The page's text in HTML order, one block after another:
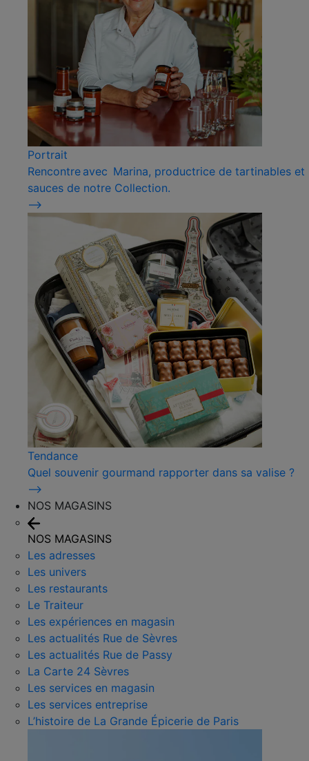
Portrait
Rencontre avec Marina, productrice de tartinables et
sauces de notre Collection.
⟶
Tendance
Quel souvenir gourmand rapporter dans sa valise ?
⟶
NOS MAGASINS
NOS MAGASINS
Les adresses
Les univers
Les restaurants
Le Traiteur
Les expériences en magasin
Les actualités Rue de Sèvres
Les actualités Rue de Passy
La Carte 24 Sèvres
Les services en magasin
Les services entreprise
L’histoire de La Grande Épicerie de Paris